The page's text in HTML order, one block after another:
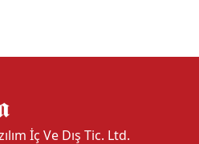
İç Ve Dış Tic. Ltd.